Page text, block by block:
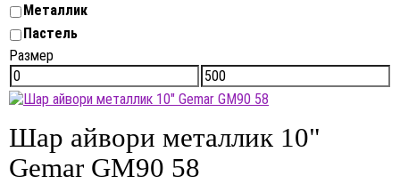
Металлик
Пастель
Размер
Шар айвори металлик 10"
Gemar GM90 58